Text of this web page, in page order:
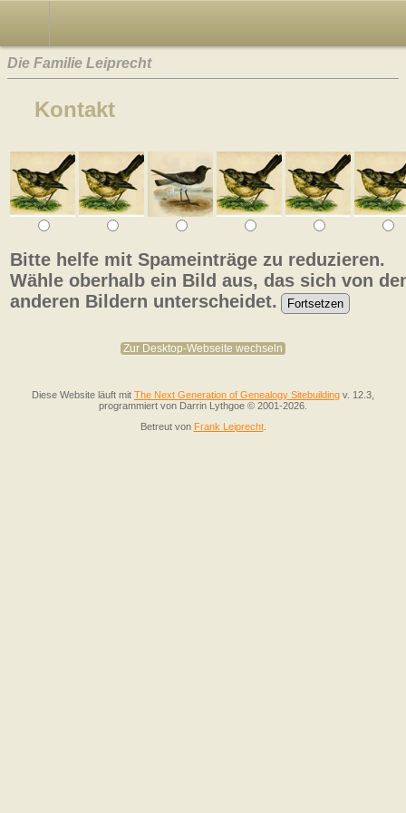
Die Familie Leiprecht
Kontakt
Bitte helfe mit Spameinträge zu reduzieren.
Wähle oberhalb ein Bild aus, das sich von
anderen Bildern unterscheidet.
Zur Desktop-Webseite wechseln
Diese Website läuft mit The Next Generation of Genealogy Sitebuilding v. 12.3,
programmiert von Darrin Lythgoe © 2001-2026.
Betreut von Frank Leiprecht.